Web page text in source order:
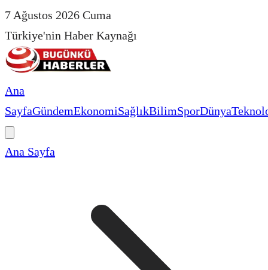
7 Ağustos 2026 Cuma
Türkiye'nin Haber Kaynağı
Ana
SayfaGündemEkonomiSağlıkBilimSporDünya
Ana Sayfa